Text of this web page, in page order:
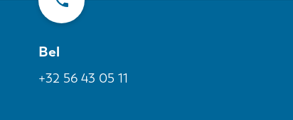
Bel
+32 56 43 05 11